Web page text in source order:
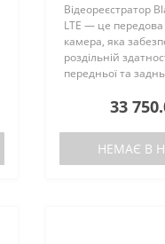
Відеореєстратор
LTE — це
камера, яка
роздільній
передньої та
LTE, що дозволяє
підключатися до
33
НЕМАЄ В